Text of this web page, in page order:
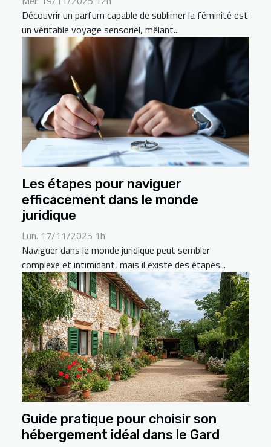
Découvrir un parfum capable de sublimer la féminité est
un véritable voyage sensoriel, mêlant...
Les étapes pour naviguer
efficacement dans le monde
juridique
Lun. 17/11/2025 1h
Naviguer dans le monde juridique peut sembler
complexe et intimidant, mais il existe des étapes...
Guide pratique pour choisir son
hébergement idéal dans le Gard